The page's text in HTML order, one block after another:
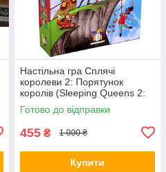
Настільна гра Сплячі
королеви 2: Порятунок
королів (Sleeping Queens 2:
The Rescue) + правила РУС /
УКР
Готово до відправки
455 ₴ 1 000 ₴
Купити